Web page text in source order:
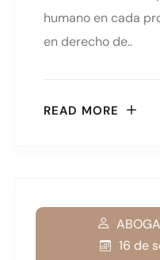
humano en cada
en derecho de..
READ MORE
16 de